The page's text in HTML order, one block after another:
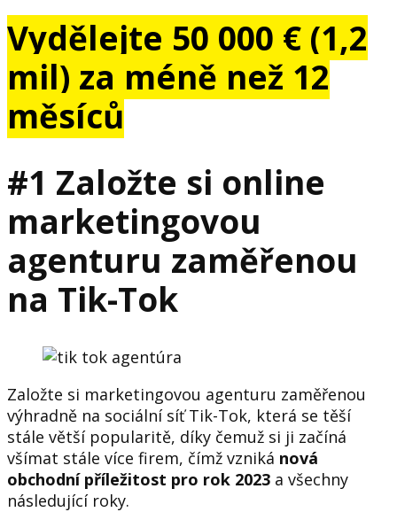
Vydělejte 50 000 € (1,2
mil) za méně než 12
měsíců
#1 Založte si online
marketingovou
agenturu zaměřenou
na Tik-Tok
Založte si marketingovou agenturu zaměřenou
výhradně na sociální síť Tik-Tok, která se těší
stále větší popularitě, díky čemuž si ji začíná
všímat stále více firem, čímž vzniká nová
obchodní příležitost pro rok 2023 a všechny
následující roky.